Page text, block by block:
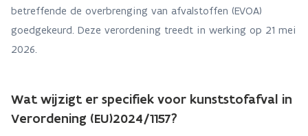
betreffende de overbrenging van afvalstoffen (EVOA)
goedgekeurd. Deze verordening treedt in werking op 21 mei
2026.
Wat wijzigt er specifiek voor kunststofafval in
Verordening (EU)2024/1157?